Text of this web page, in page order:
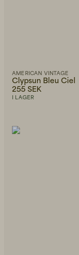
AMERICAN VINTAGE
Clypsun Bleu Ciel
255 SEK
I LAGER